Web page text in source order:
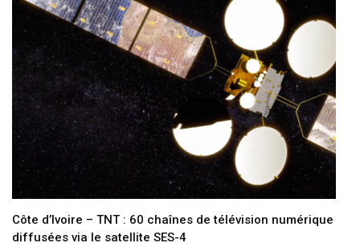
Côte d’Ivoire – TNT : 60 chaînes de télévision numérique
diffusées via le satellite SES-4